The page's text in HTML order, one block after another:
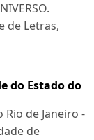
de Letras,
do Estado do
de Janeiro -
de